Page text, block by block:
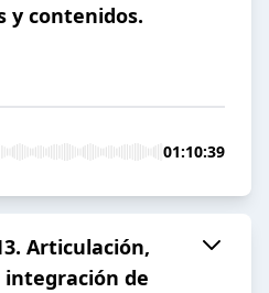
y contenidos.
01:10:39
Articulación,
integración de